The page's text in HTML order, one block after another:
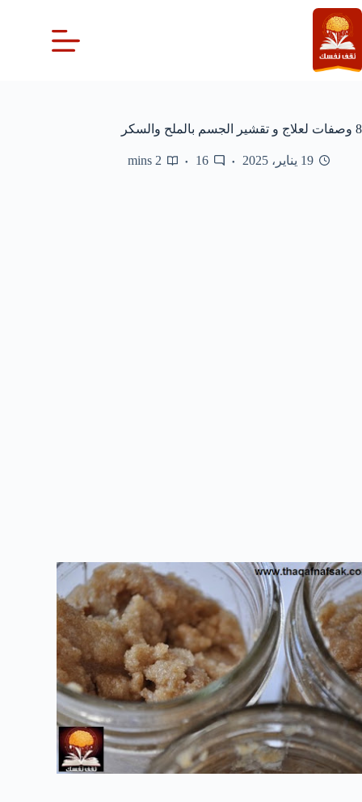
التجاوز
إلى
المحتوى
8 وصفات لعلاج و تقشير الجسم بالملح والسكر
19 يناير، 2025 16
2 mins